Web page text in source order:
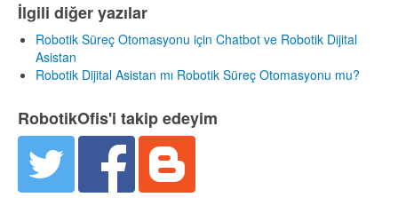
İlgili diğer yazılar
Robotik Süreç Otomasyonu için Chatbot ve Robotik Dijital
Asistan
Robotik Dijital Asistan mı Robotik Süreç Otomasyonu mu?
RobotikOfis'i takip edeyim